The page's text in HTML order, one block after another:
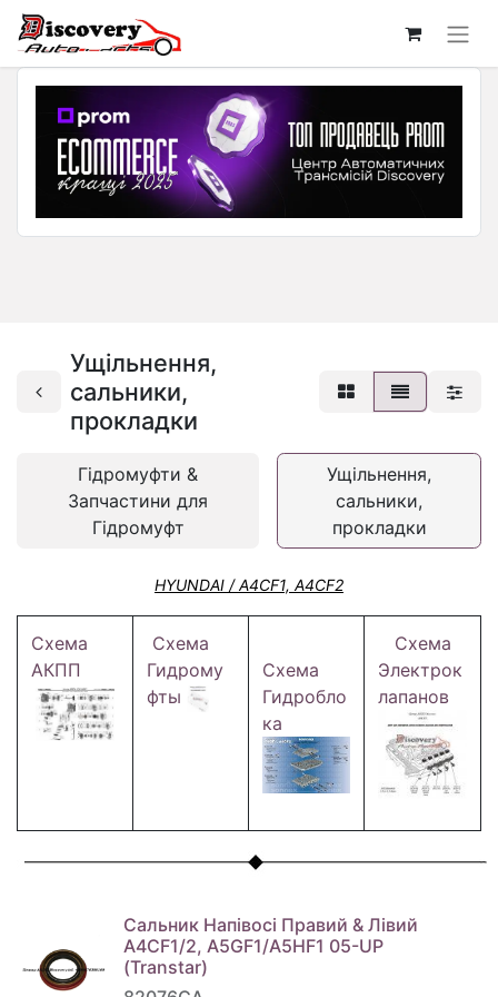
Ущільнення,
сальники,
прокладки
Гідромуфти &
Запчастини для
Гідромуфт
Ущільнення,
сальники,
прокладки
HYUNDAI / A4CF1, A4CF2
Схема
АКПП
Схема
Гидрому
фты
Схема
Гидробло
ка
Схема
Электрок
лапанов
Сальник Напівосі Правий & Лівий
A4CF1/2, A5GF1/A5HF1 05-UP
(Transtar)